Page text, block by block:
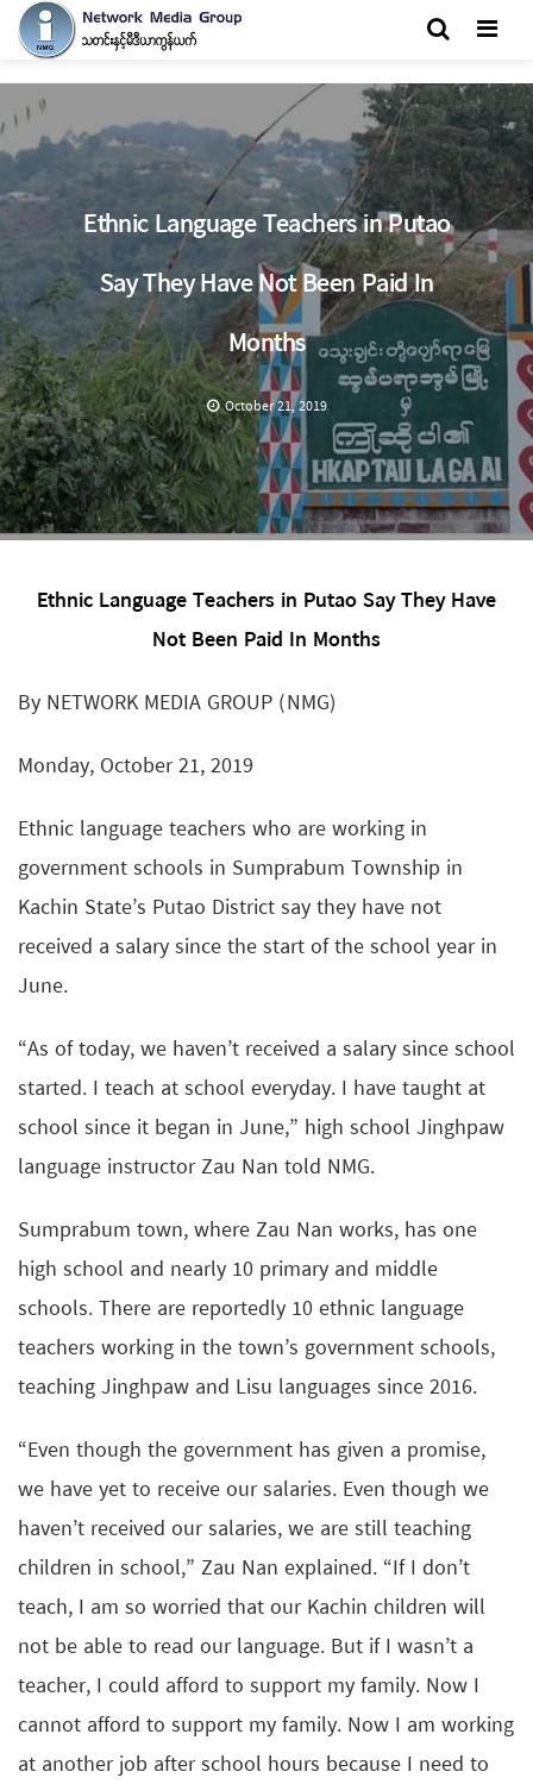
Ethnic Language Teachers in Putao
Say They Have Not Been Paid In
Months
October 21, 2019
Ethnic Language Teachers in Putao Say They Have
Not Been Paid In Months
By NETWORK MEDIA GROUP (NMG)
Monday, October 21, 2019
Ethnic language teachers who are working in
government schools in Sumprabum Township in
Kachin State’s Putao District say they have not
received a salary since the start of the school year in
June.
“As of today, we haven’t received a salary since school
started. I teach at school everyday. I have taught at
school since it began in June,” high school Jinghpaw
language instructor Zau Nan told NMG.
Sumprabum town, where Zau Nan works, has one
high school and nearly 10 primary and middle
schools. There are reportedly 10 ethnic language
teachers working in the town’s government schools,
teaching Jinghpaw and Lisu languages since 2016.
“Even though the government has given a promise,
we have yet to receive our salaries. Even though we
haven’t received our salaries, we are still teaching
children in school,” Zau Nan explained. “If I don’t
teach, I am so worried that our Kachin children will
not be able to read our language. But if I wasn’t a
teacher, I could afford to support my family. Now I
cannot afford to support my family. Now I am working
at another job after school hours because I need to